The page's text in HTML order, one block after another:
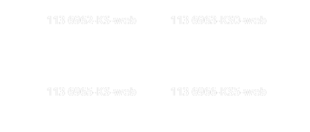
113 6962-KS-web 113 6963-KS0-web
113 6965-KS-web 113 6966-KS5-web